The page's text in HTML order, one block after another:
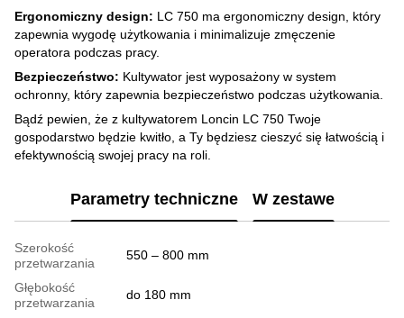
Ergonomiczny design: LC 750 ma ergonomiczny design, który
zapewnia wygodę użytkowania i minimalizuje zmęczenie
operatora podczas pracy.
Bezpieczeństwo: Kultywator jest wyposażony w system
ochronny, który zapewnia bezpieczeństwo podczas użytkowania.
Bądź pewien, że z kultywatorem Loncin LC 750 Twoje
gospodarstwo będzie kwitło, a Ty będziesz cieszyć się łatwością i
efektywnością swojej pracy na roli.
Parametry techniczne W zestawe
Szerokość
przetwarzania
550 – 800 mm
Głębokość
przetwarzania
do 180 mm